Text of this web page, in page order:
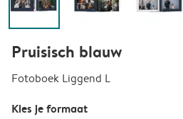
Pruisisch blauw
Fotoboek Liggend L
Kies je formaat